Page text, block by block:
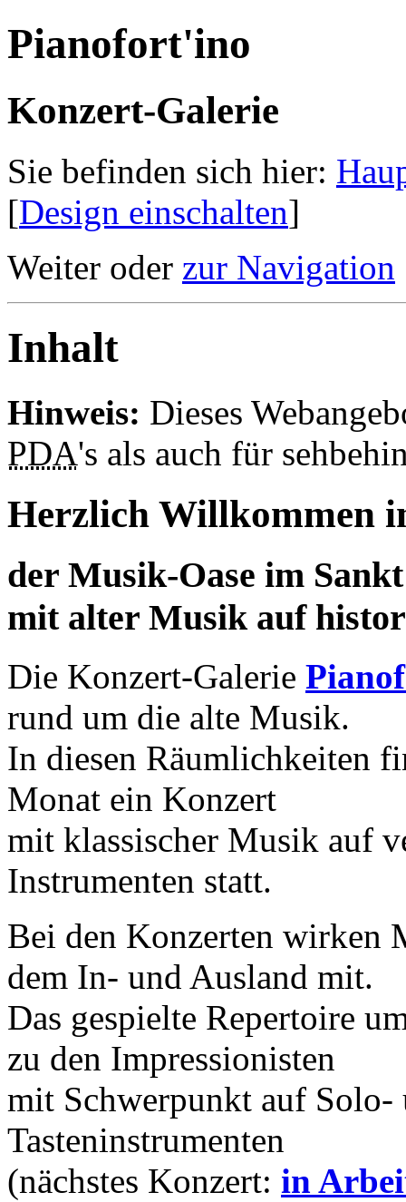
Pianofort'ino
Konzert-Galerie
Sie befinden sich hier:
[Design einschalten]
Weiter oder zur Navigation
Inhalt
Hinweis: Dieses
PDA's als auch für
Herzlich Willkommen
der Musik-Oase im
mit alter Musik auf
Die Konzert-Galerie
rund um die alte Musik.
In diesen Räumlichkeiten
Monat ein Konzert
mit klassischer Musik auf
Instrumenten statt.
Bei den Konzerten wirken
dem In- und Ausland mit.
Das gespielte Repertoire
zu den Impressionisten
mit Schwerpunkt auf
Tasteninstrumenten
(nächstes Konzert: in